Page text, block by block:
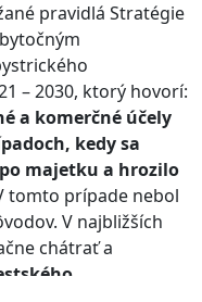
pravidlá Stratégie
– 2030, ktorý hovorí:
a komerčné účely
kedy sa
majetku a hrozilo
tomto prípade nebol
V najbližších
chátrať a